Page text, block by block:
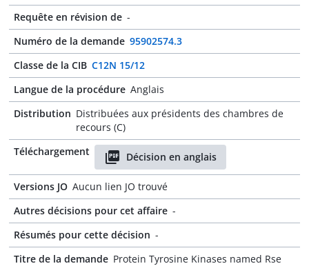
Requête en révision de -
Numéro de la demande 95902574.3
Classe de la CIB C12N 15/12
Langue de la procédure Anglais
Distribution Distribuées aux présidents des chambres de
recours (C)
Téléchargement
Décision en anglais
Versions JO Aucun lien JO trouvé
Autres décisions pour cet affaire -
Résumés pour cette décision -
Titre de la demande Protein Tyrosine Kinases named Rse